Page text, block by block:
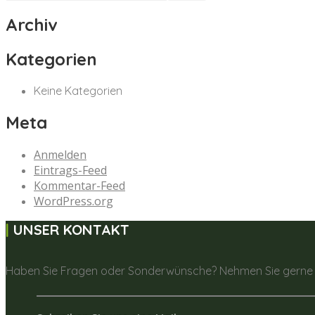
Archiv
Kategorien
Keine Kategorien
Meta
Anmelden
Eintrags-Feed
Kommentar-Feed
WordPress.org
UNSER KONTAKT
Haben Sie Fragen oder Sonderwünsche? Nehmen Sie